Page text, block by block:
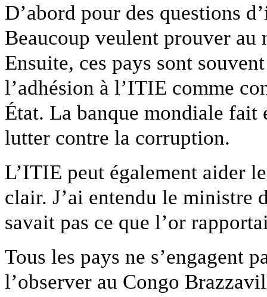
D’abord pour des questions
Beaucoup veulent prouver au
Ensuite, ces pays sont
l’adhésion à l’ITIE comme
État. La banque mondiale fait
lutter contre la corruption.
L’ITIE peut également aider
clair. J’ai entendu le ministre
savait pas ce que l’or
Tous les pays ne s’engagent
l’observer au Congo